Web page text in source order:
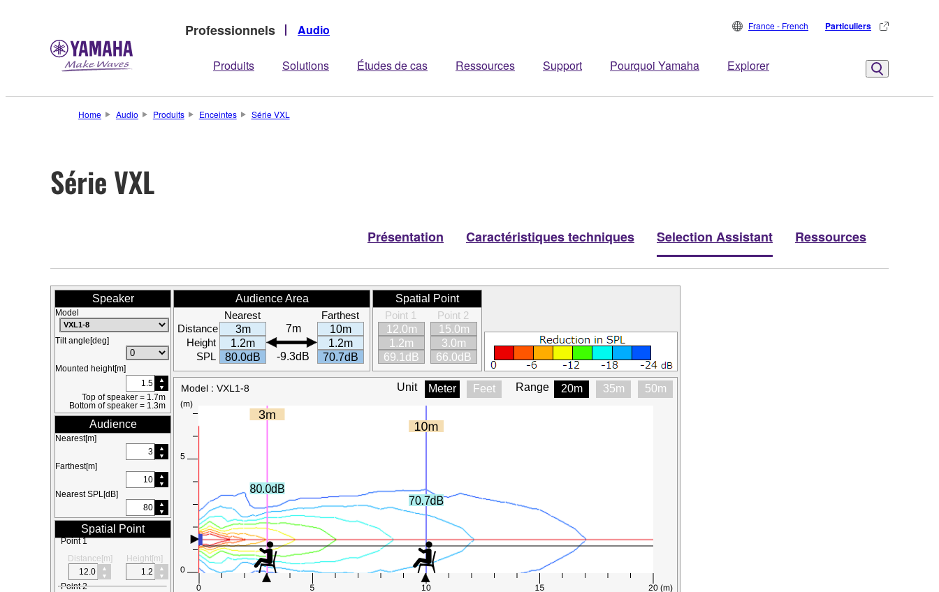
Professionnels Audio
Produits Solutions Études de cas Ressources Support Pourquoi Yamaha Explorer
France - French Particuliers
Home Audio Produits Enceintes Série VXL
Série VXL
Présentation Caractéristiques techniques Selection Assistant Ressources
Speaker
Model
Tilt angle[deg]
Mounted height[m]
Top of speaker = 1.7m
Bottom of speaker = 1.3m
Audience
Nearest[m]
Farthest[m]
Nearest SPL[dB]
Unit Range
Spatial Point
Point 1
Point 2
Distance[m] Height[m]
Audience Area
Nearest
Farthest
Distance
3m 7m
10m
Height
1.2m
1.2m
SPL
80.0dB -9.3dB 70.7dB
Spatial Point
Point 1
Point 2
12.0m
15.0m
1.2m
3.0m
69.1dB
66.0dB